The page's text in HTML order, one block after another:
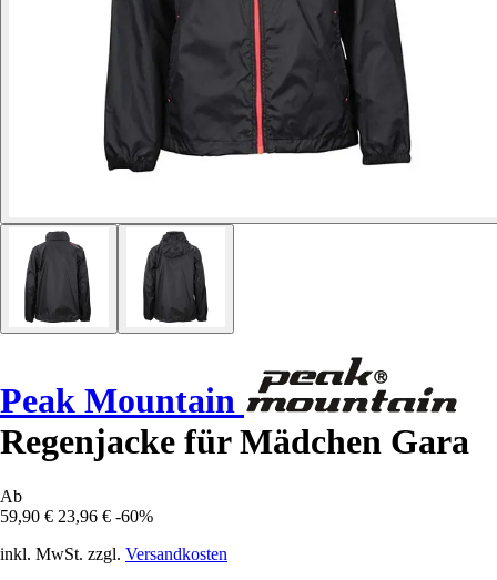
Peak Mountain
Regenjacke für Mädchen Gara
Ab
59,90 € 23,96 € -60%
inkl. MwSt. zzgl. Versandkosten